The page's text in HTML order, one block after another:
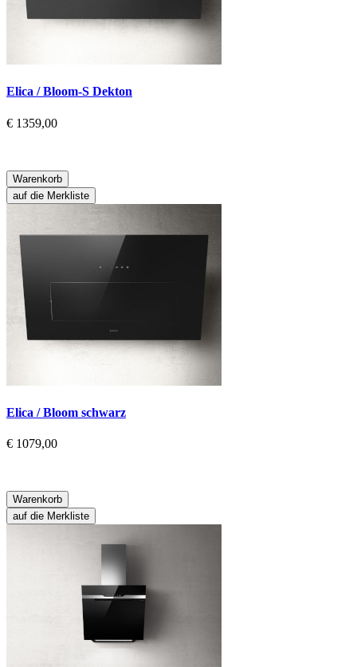
Elica / Bloom-S Dekton
€ 1359,00
Warenkorb
auf die Merkliste
Elica / Bloom schwarz
€ 1079,00
Warenkorb
auf die Merkliste